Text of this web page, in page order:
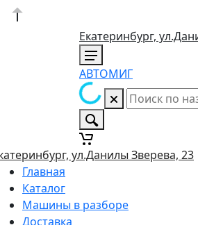
Екатеринбург,
АВТОМИГ
ул.Данилы Зверева, 23
Главная
Каталог
Машины в разборе
Доставка